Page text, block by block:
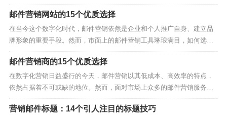
下是15个邮件营销广告的成功案例，它们以不同的方式展现了邮件营销
的魅力和效果。 1. 世界慈善水资源基金会的透明化捐款流程 世界慈善
水资源基金会通过系统自动发送邮件，详细说明捐...
邮件营销网站的15个优质选择
在当今这个数字化时代，邮件营销依然是企业和个人推广自身、建立品
牌形象的重要手段。然而，市面上的邮件营销工具琳琅满目，如何选择
一款适合自己的邮件营销网站呢？本文将为您介绍15个优质的邮件营销
网站，帮助您在众多选择中找到最适合自己的那一款。 一、MailChimp
作为邮件营销界的佼佼者，MailChi...
邮件营销商的15个优质选择
在数字化营销日益盛行的今天，邮件营销以其低成本、高效率的特点，
依然占据着不可或缺的地位。然而，面对市场上众多的邮件营销服务
商，如何选择成为了不少营销人员的难题。本文将为你盘点邮件营销商
的15个优质选择，助你提升营销效率，轻松实现业务目标。 一、邮件营
营销邮件标题：14个引人注目的标题技巧